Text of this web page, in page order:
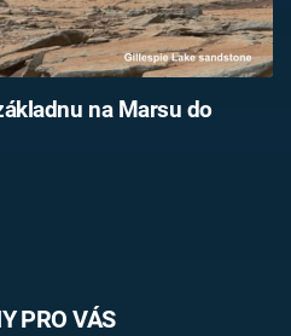
na Marsu do
PRO VÁS